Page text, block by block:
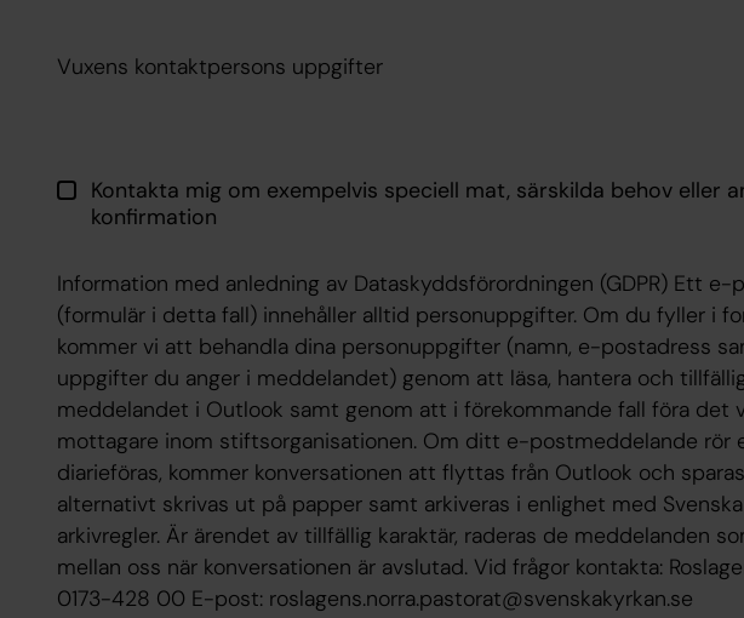
Vuxens kontaktpersons uppgifter
Kontakta mig om exempelvis speciell mat, särskilda behov eller
konfirmation
Information med anledning av Dataskyddsförordningen (GDPR) Ett
(formulär i detta fall) innehåller alltid personuppgifter. Om du fyller i
kommer vi att behandla dina personuppgifter (namn, e-postadress
uppgifter du anger i meddelandet) genom att läsa, hantera och
meddelandet i Outlook samt genom att i förekommande fall föra det
mottagare inom stiftsorganisationen. Om ditt e-postmeddelande rör
diarieföras, kommer konversationen att flyttas från Outlook och
alternativt skrivas ut på papper samt arkiveras i enlighet med
arkivregler. Är ärendet av tillfällig karaktär, raderas de meddelanden
mellan oss när konversationen är avslutad. Vid frågor kontakta:
0173-428 00 E-post: roslagens.norra.pastorat@svenskakyrkan.se